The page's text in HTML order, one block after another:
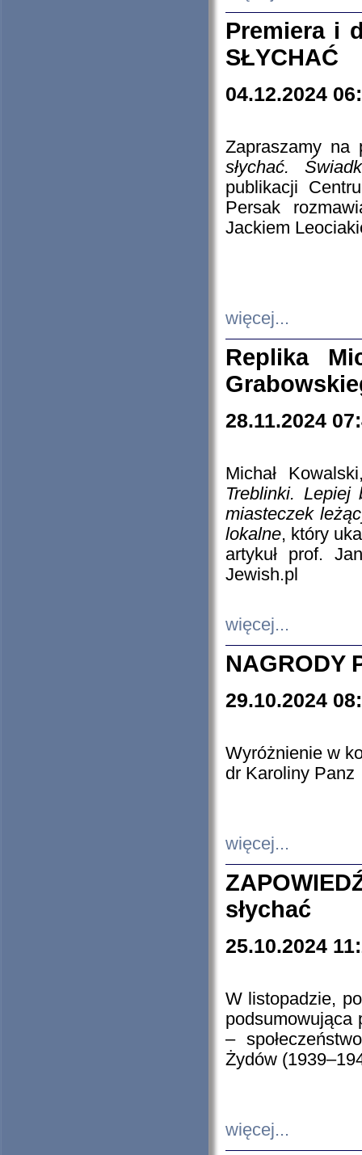
Premiera i
SŁYCHAĆ
04.12.2024
Zapraszamy
słychać.
publikacji
Persak
Jackiem
więcej...
Replika
28.11.2024
Michał
Treblinki. Lepiej
miasteczek
lokalne, który
artykuł prof.
Jewish.pl
więcej...
NAGRODY
29.10.2024
Wyróżnienie w
dr Karoliny Panz
więcej...
słychać
25.10.2024
W listopadzie,
podsumowująca
–
Żydów
więcej...